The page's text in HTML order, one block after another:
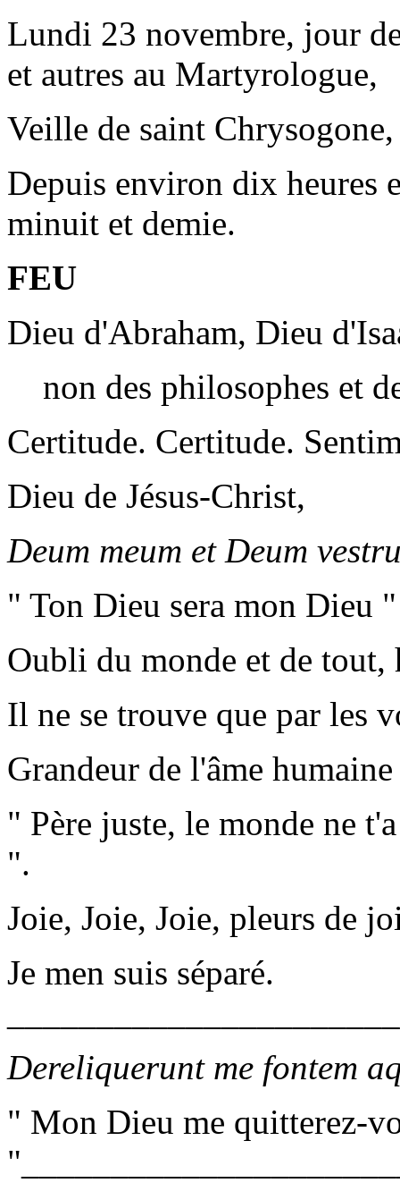
Lundi 23 novembre, jour
et autres au Martyrologue,
Veille de saint
Depuis environ dix heures
minuit et demie.
FEU
Dieu d'Abraham, Dieu
non des philosophes et
Certitude. Certitude.
Dieu de Jésus-Christ,
Deum meum et Deum
" Ton Dieu sera mon Dieu "
Oubli du monde et de tout,
Il ne se trouve que par les
Grandeur de l'âme humaine
" Père juste, le monde ne
".
Joie, Joie, Joie, pleurs de
Je men suis séparé.
Dereliquerunt me fontem
" Mon Dieu me quitterez-